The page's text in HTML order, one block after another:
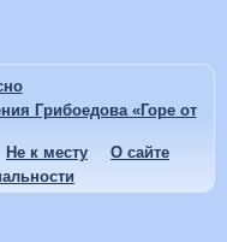
Грибоедова «Горе от
Не к месту
О сайте